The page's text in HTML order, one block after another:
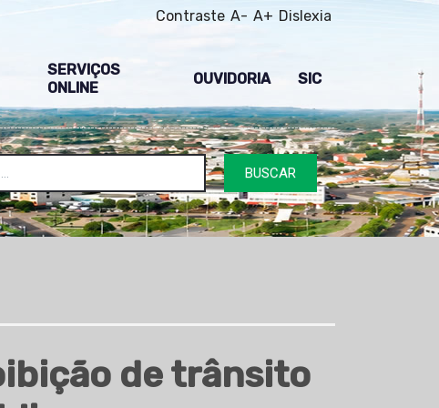
Contraste A- A+ Dislexia
SERVIÇOS
ONLINE
OUVIDORIA SIC
BUSCAR
de trânsito